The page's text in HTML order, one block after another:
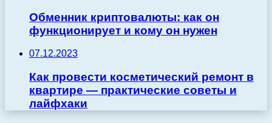
Обменник криптовалюты: как он
функционирует и кому он нужен
07.12.2023
Как провести косметический ремонт в
квартире — практические советы и
лайфхаки